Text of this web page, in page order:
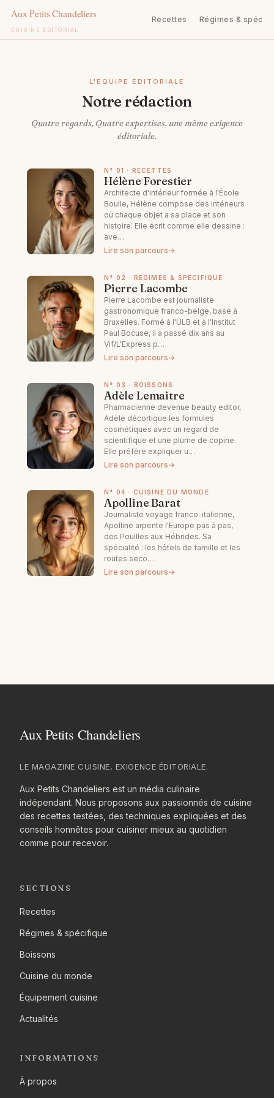
CUISINE ÉDITORIAL
Recettes Régimes &
L'ÉQUIPE ÉDITORIALE
Notre rédaction
Quatre regards, Quatre expertises, une même exigence
éditoriale.
N° 01 · RECETTES
Hélène Forestier
Architecte d'intérieur formée à l'École
Boulle, Hélène compose des intérieurs
où chaque objet a sa place et son
histoire. Elle écrit comme elle dessine :
ave…
Lire son parcours→
N° 02 · RÉGIMES & SPÉCIFIQUE
Pierre Lacombe
Pierre Lacombe est journaliste
gastronomique franco-belge, basé à
Bruxelles. Formé à l'ULB et à l'Institut
Paul Bocuse, il a passé dix ans au
Vif/L'Express p…
Lire son parcours→
N° 03 · BOISSONS
Adèle Lemaitre
Pharmacienne devenue beauty editor,
Adèle décortique les formules
cosmétiques avec un regard de
scientifique et une plume de copine.
Elle préfère expliquer u…
Lire son parcours→
N° 04 · CUISINE DU MONDE
Apolline Barat
Journaliste voyage franco-italienne,
Apolline arpente l'Europe pas à pas,
des Pouilles aux Hébrides. Sa
spécialité : les hôtels de famille et les
routes seco…
Lire son parcours→
LE MAGAZINE CUISINE, EXIGENCE ÉDITORIALE.
Aux Petits Chandeliers est un média culinaire
indépendant. Nous proposons aux passionnés de cuisine
des recettes testées, des techniques expliquées et des
conseils honnêtes pour cuisiner mieux au quotidien
comme pour recevoir.
SECTIONS
Recettes
Régimes & spécifique
Boissons
Cuisine du monde
Équipement cuisine
Actualités
INFORMATIONS
À propos